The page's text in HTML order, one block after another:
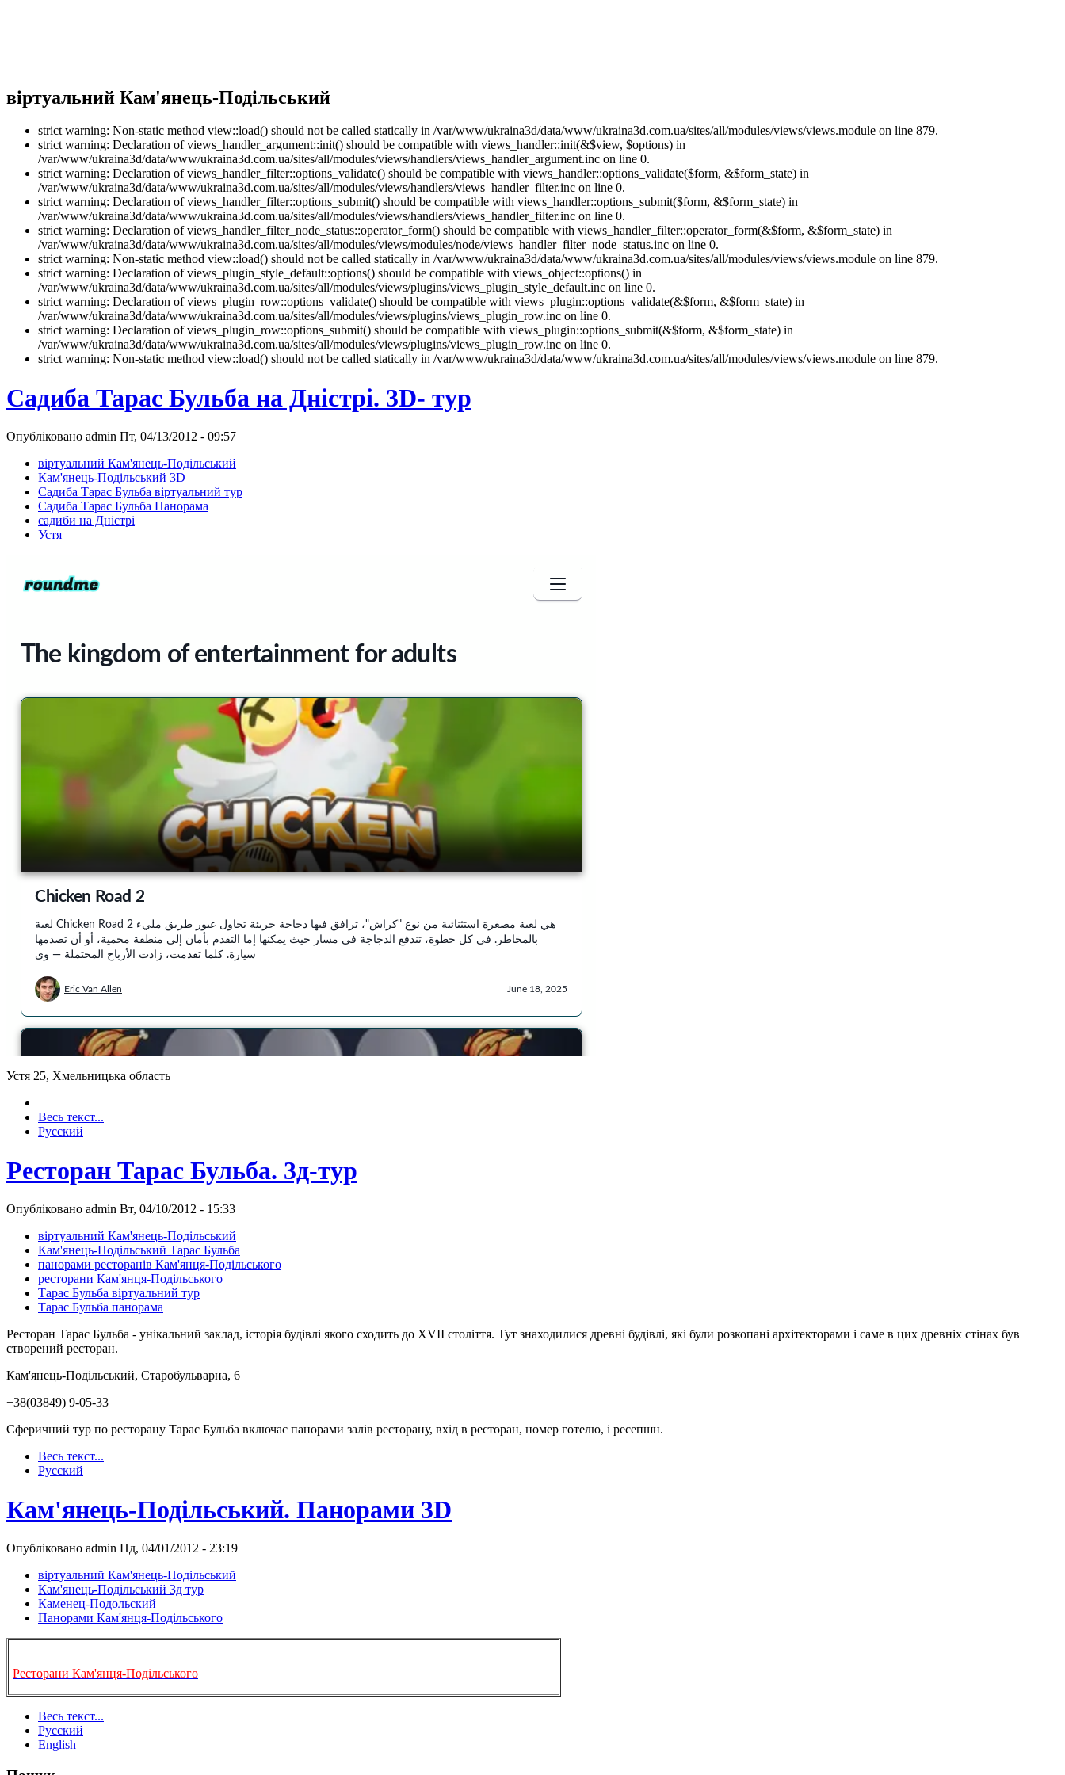
віртуальний Кам'янець-Подільський
strict warning: Non-static method view::load() should not be called statically in /var/www/ukraina3d/data/www/ukraina3d.com.ua/sites/all/modules/views/views.module on line 879.
strict warning: Declaration of views_handler_argument::init() should be compatible with views_handler::init(&$view, $options) in
/var/www/ukraina3d/data/www/ukraina3d.com.ua/sites/all/modules/views/handlers/views_handler_argument.inc on line 0.
strict warning: Declaration of views_handler_filter::options_validate() should be compatible with views_handler::options_validate($form, &$form_state) in
/var/www/ukraina3d/data/www/ukraina3d.com.ua/sites/all/modules/views/handlers/views_handler_filter.inc on line 0.
strict warning: Declaration of views_handler_filter::options_submit() should be compatible with views_handler::options_submit($form, &$form_state) in
/var/www/ukraina3d/data/www/ukraina3d.com.ua/sites/all/modules/views/handlers/views_handler_filter.inc on line 0.
strict warning: Declaration of views_handler_filter_node_status::operator_form() should be compatible with views_handler_filter::operator_form(&$form, &$form_state) in
/var/www/ukraina3d/data/www/ukraina3d.com.ua/sites/all/modules/views/modules/node/views_handler_filter_node_status.inc on line 0.
strict warning: Non-static method view::load() should not be called statically in /var/www/ukraina3d/data/www/ukraina3d.com.ua/sites/all/modules/views/views.module on line 879.
strict warning: Declaration of views_plugin_style_default::options() should be compatible with views_object::options() in
/var/www/ukraina3d/data/www/ukraina3d.com.ua/sites/all/modules/views/plugins/views_plugin_style_default.inc on line 0.
strict warning: Declaration of views_plugin_row::options_validate() should be compatible with views_plugin::options_validate(&$form, &$form_state) in
/var/www/ukraina3d/data/www/ukraina3d.com.ua/sites/all/modules/views/plugins/views_plugin_row.inc on line 0.
strict warning: Declaration of views_plugin_row::options_submit() should be compatible with views_plugin::options_submit(&$form, &$form_state) in
/var/www/ukraina3d/data/www/ukraina3d.com.ua/sites/all/modules/views/plugins/views_plugin_row.inc on line 0.
strict warning: Non-static method view::load() should not be called statically in /var/www/ukraina3d/data/www/ukraina3d.com.ua/sites/all/modules/views/views.module on line 879.
Садиба Тарас Бульба на Дністрі. 3D- тур
Опубліковано admin Пт, 04/13/2012 - 09:57
віртуальний Кам'янець-Подільський
Кам'янець-Подільський 3D
Садиба Тарас Бульба віртуальний тур
Садиба Тарас Бульба Панорама
садиби на Дністрі
Устя
Устя 25, Хмельницька область
Весь текст...
Русский
Ресторан Тарас Бульба. 3д-тур
Опубліковано admin Вт, 04/10/2012 - 15:33
віртуальний Кам'янець-Подільський
Кам'янець-Подільський Тарас Бульба
панорами ресторанів Кам'янця-Подільського
ресторани Кам'янця-Подільського
Тарас Бульба віртуальний тур
Тарас Бульба панорама
Ресторан Тарас Бульба - унікальний заклад, історія будівлі якого сходить до ХVІІ століття. Тут знаходилися древні будівлі, які були розкопані архітекторами і саме в цих древніх стінах був
створений ресторан.
Кам'янець-Подільський, Старобульварна, 6
+38(03849) 9-05-33
Сферичний тур по ресторану Тарас Бульба включає панорами залів ресторану, вхід в ресторан, номер готелю, і ресепшн.
Весь текст...
Русский
Кам'янець-Подільський. Панорами 3D
Опубліковано admin Нд, 04/01/2012 - 23:19
віртуальний Кам'янець-Подільський
Кам'янець-Подільський 3д тур
Каменец-Подольский
Панорами Кам'янця-Подільського
Ресторани Кам'янця-Подільського
Весь текст...
Русский
English